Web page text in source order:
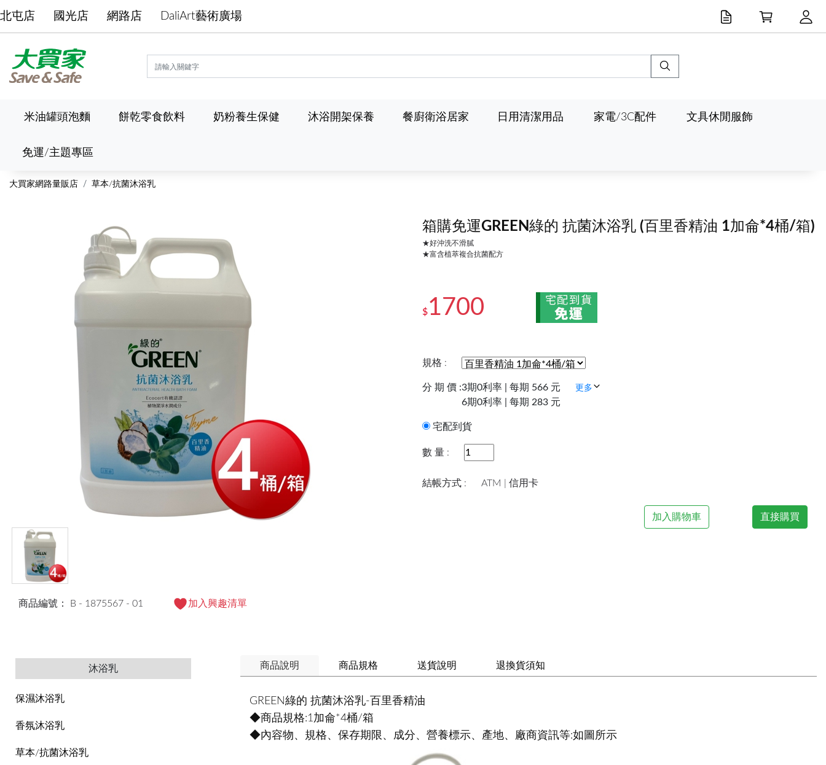
北屯店 國光店 網路店 DaliArt藝術廣場
米油罐頭泡麵 餅乾零食飲料 奶粉養生保健 沐浴開架保養 餐廚衛浴居家 日用清潔用品 家電/3C配件 文具休閒服飾
免運/主題專區
大買家網路量販店 草本/抗菌沐浴乳
商品編號： B - 1875567 - 01 加入興趣清單
箱購免運GREEN綠的 抗菌沐浴乳 (百里香精油 1加侖*4桶/箱)
★好沖洗不滑膩
★富含植萃複合抗菌配方
$1700
規格 :
分 期 價 :3期0利率 | 每期 566 元
6期0利率 | 每期 283 元
更多
宅配到貨
數 量 :
結帳方式 : ATM | 信用卡
加入購物車 直接購買
沐浴乳
保濕沐浴乳
香氛沐浴乳
草本/抗菌沐浴乳
商品說明 商品規格 送貨說明 退換貨須知
GREEN綠的 抗菌沐浴乳-百里香精油
◆商品規格:1加侖*4桶/箱
◆內容物、規格、保存期限、成分、營養標示、產地、廠商資訊等:如圖所示